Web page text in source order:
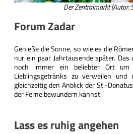
Der Zentralmarkt (Autor:
Forum Zadar
Genieße die Sonne, so wie es die
nur ein paar Jahrtausende später.
noch immer ein beliebter Ort
Lieblingsgetränks zu verweilen und
gleichzeitig den Anblick der St.-
der Ferne bewundern kannst.
Lass es ruhig angehen